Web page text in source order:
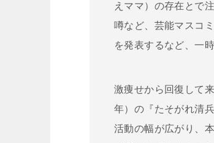
えママ）の存在とで
噂など、芸能マスコ
を発表するなど、一
激痩せから回復して
年）の『たそがれ清
活動の幅が広がり、